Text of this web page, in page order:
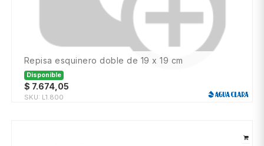
repisa esquinero doble de 19 x 19 cm
Disponible
$ 7.674,05
SKU: L1.800